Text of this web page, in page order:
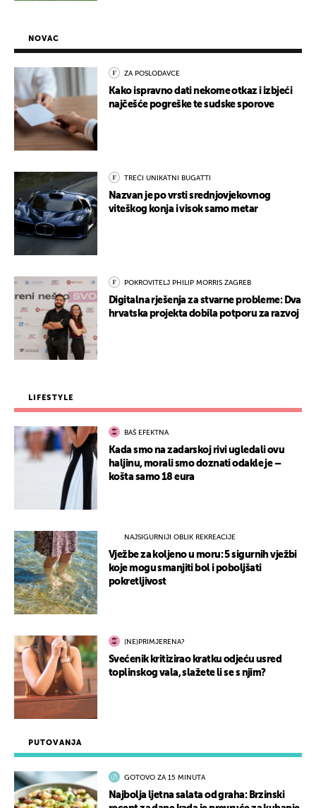
PUTOVANJA
GOTOVO ZA 15 MINUTA
Najbolja ljetna salata od graha: Brzinski
NOVAC
ZA POSLODAVCE
Kako ispravno dati nekome otkaz i izbjeći
najčešće pogreške te sudske sporove
TREĆI UNIKATNI BUGATTI
Nazvan je po vrsti srednjovjekovnog
viteškog konja i visok samo metar
POKROVITELJ PHILIP MORRIS ZAGREB
Digitalna rješenja za stvarne probleme: Dva
hrvatska projekta dobila potporu za razvoj
LIFESTYLE
BAŠ EFEKTNA
Kada smo na zadarskoj rivi ugledali ovu
haljinu, morali smo doznati odakle je –
košta samo 18 eura
NAJSIGURNIJI OBLIK REKREACIJE
Vježbe za koljeno u moru: 5 sigurnih vježbi
koje mogu smanjiti bol i poboljšati
pokretljivost
(NE)PRIMJERENA?
Svećenik kritizirao kratku odjeću usred
toplinskog vala, slažete li se s njim?